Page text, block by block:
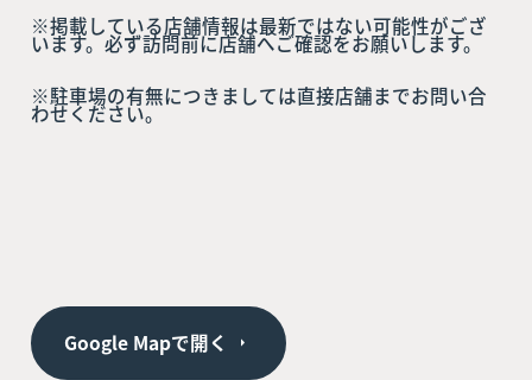
※掲載している店舗情報は最新ではない可能性がござ
います。必ず訪問前に店舗へご確認をお願いします。
※駐車場の有無につきましては直接店舗までお問い合
わせください。
Google Mapで開く